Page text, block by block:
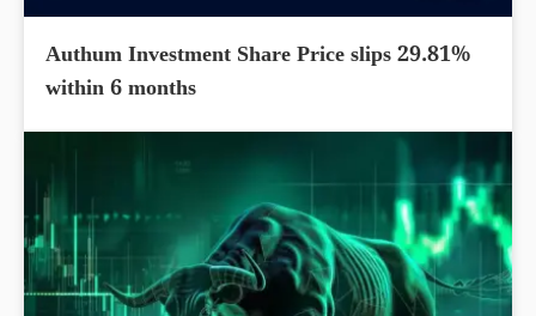
Authum Investment Share Price slips 29.81%
within 6 months